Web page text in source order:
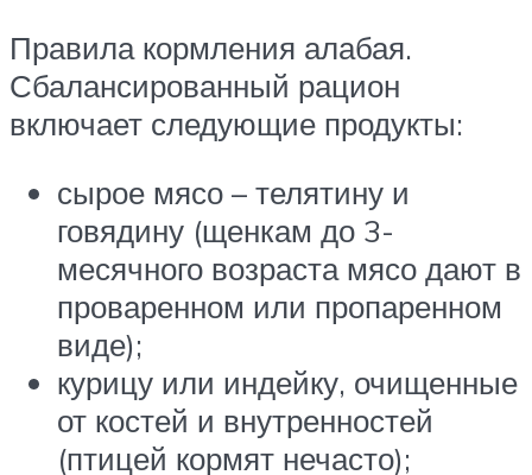
Правила кормления алабая.
Сбалансированный рацион
включает следующие продукты:
сырое мясо – телятину и
говядину (щенкам до 3-
месячного возраста мясо дают в
проваренном или пропаренном
виде);
курицу или индейку, очищенные
от костей и внутренностей
(птицей кормят нечасто);